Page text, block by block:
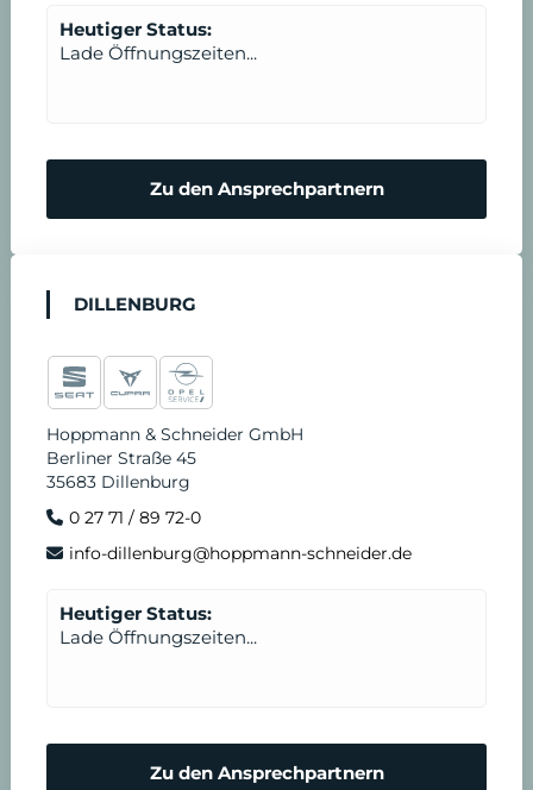
Heutiger Status:
Lade Öffnungszeiten...
Zu den Ansprechpartnern
DILLENBURG
Hoppmann & Schneider GmbH
Berliner Straße 45
35683 Dillenburg
0 27 71 / 89 72-0
info-dillenburg@hoppmann-schneider.de
Heutiger Status:
Lade Öffnungszeiten...
Zu den Ansprechpartnern